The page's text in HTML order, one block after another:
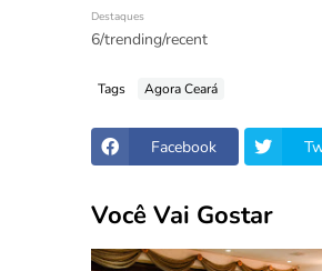
Destaques
6/trending/recent
Tags Agora Ceará
Facebook
Você Vai Gostar